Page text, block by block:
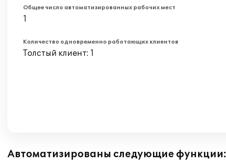
Общее число автоматизированных рабочих мест
1
Количество одновременно работающих клиентов
Толстый клиент: 1
Автоматизированы следующие функции: